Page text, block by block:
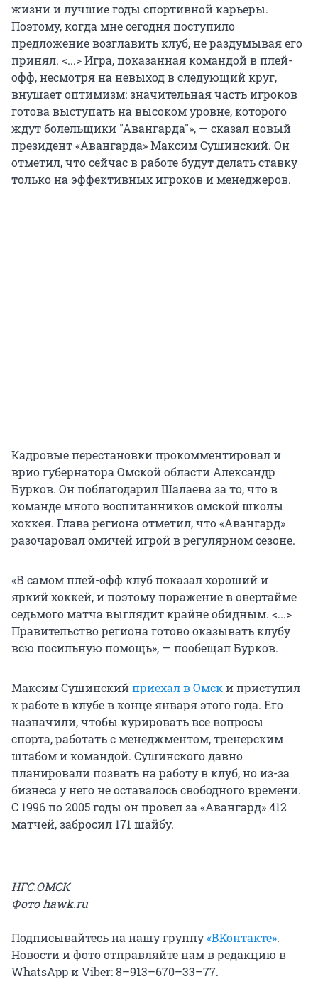
жизни и лучшие годы спортивной карьеры.
Поэтому, когда мне сегодня поступило
предложение возглавить клуб, не раздумывая его
принял. <...> Игра, показанная командой в плей-
офф, несмотря на невыход в следующий круг,
внушает оптимизм: значительная часть игроков
готова выступать на высоком уровне, которого
ждут болельщики "Авангарда"», — сказал новый
президент «Авангарда» Максим Сушинский. Он
отметил, что сейчас в работе будут делать ставку
только на эффективных игроков и менеджеров.
Кадровые перестановки прокомментировал и
врио губернатора Омской области Александр
Бурков. Он поблагодарил Шалаева за то, что в
команде много воспитанников омской школы
хоккея. Глава региона отметил, что «Авангард»
разочаровал омичей игрой в регулярном сезоне.
«В самом плей-офф клуб показал хороший и
яркий хоккей, и поэтому поражение в овертайме
седьмого матча выглядит крайне обидным. <...>
Правительство региона готово оказывать клубу
всю посильную помощь», — пообещал Бурков.
Максим Сушинскийприехал в Омски приступил
к работе в клубе в конце января этого года. Его
назначили, чтобы курировать все вопросы
спорта, работать с менеджментом, тренерским
штабом и командой. Сушинского давно
планировали позвать на работу в клуб, но из-за
бизнеса у него не оставалось свободного времени.
С 1996 по 2005 годы он провел за «Авангард» 412
матчей, забросил 171 шайбу.
НГС.ОМСК
Фото hawk.ru
Подписывайтесь на нашу группу«ВКонтакте».
Новости и фото отправляйте нам в редакцию в
WhatsApp и Viber: 8–913–670–33–77.